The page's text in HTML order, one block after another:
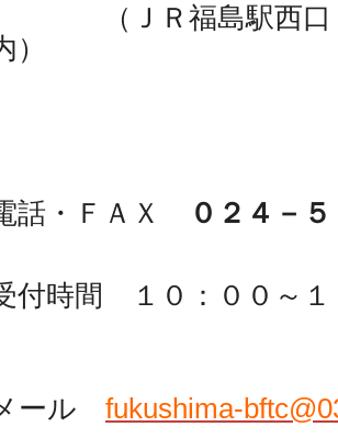
Ｒ福島駅西口２
・ＦＡＸ ０２４－
時間 １０：００～１
ル fukushima-